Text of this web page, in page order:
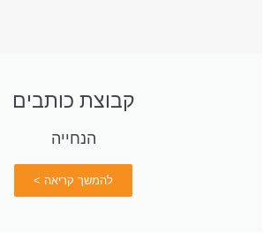
קבוצת כותבים
הנחייה
להמשך קריאה >